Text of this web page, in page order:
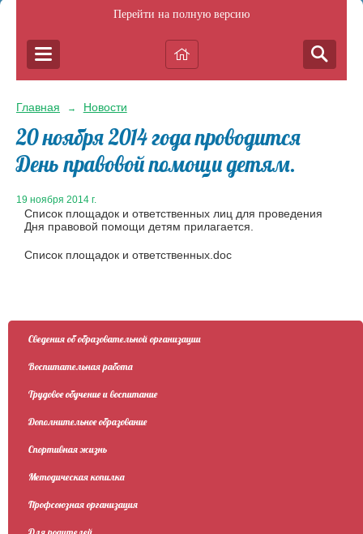
Перейти на полную версию
Главная → Новости
20 ноября 2014 года проводится
День правовой помощи детям.
19 ноября 2014 г.
Список площадок и ответственных лиц для проведения
Дня правовой помощи детям прилагается.
Список площадок и ответственных.doc
Сведения об образовательной организации
Воспитательная работа
Трудовое обучение и воспитание
Дополнительное образование
Спортивная жизнь
Методическая копилка
Профсоюзная организация